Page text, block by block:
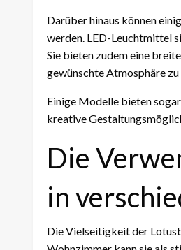
Darüber hinaus können
werden. LED-Leuchtmittel
Sie bieten zudem eine
gewünschte Atmosphäre
Einige Modelle bieten
kreative
Die
in
Die Vielseitigkeit der